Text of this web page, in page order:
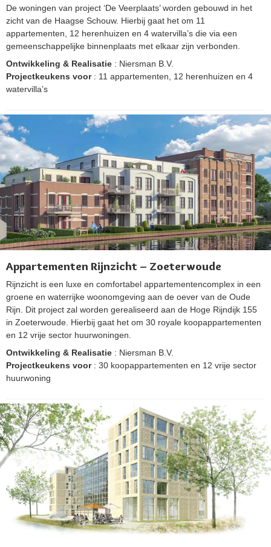
De woningen van project ‘De Veerplaats’ worden gebouwd in het
zicht van de Haagse Schouw. Hierbij gaat het om 11
appartementen, 12 herenhuizen en 4 watervilla’s die via een
gemeenschappelijke binnenplaats met elkaar zijn verbonden.
Ontwikkeling & Realisatie : Niersman B.V.
Projectkeukens voor: 11 appartementen, 12 herenhuizen en 4
watervilla’s
Appartementen Rijnzicht – Zoeterwoude
Rijnzicht is een luxe en comfortabel appartementencomplex in een
groene en waterrijke woonomgeving aan de oever van de Oude
Rijn. Dit project zal worden gerealiseerd aan de Hoge Rijndijk 155
in Zoeterwoude. Hierbij gaat het om 30 royale koopappartementen
en 12 vrije sector huurwoningen.
Ontwikkeling & Realisatie : Niersman B.V.
Projectkeukens voor: 30 koopappartementen en 12 vrije sector
huurwoning